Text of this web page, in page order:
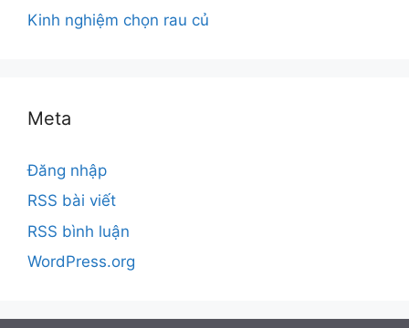
Kinh nghiệm chọn rau củ
Meta
Đăng nhập
RSS bài viết
RSS bình luận
WordPress.org